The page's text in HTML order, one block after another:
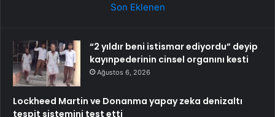
Son Eklenen
“2 yıldır beni istismar ediyordu” deyip
kayınpederinin cinsel organını kesti
Ağustos 6, 2026
Lockheed Martin ve Donanma yapay zeka denizaltı
tespit sistemini test etti